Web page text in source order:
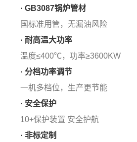
· GB3087锅炉管材
国标准用管，无漏油风险
· 耐高温大功率
温度≤400℃，功率≥3600KW
· 分档功率调节
一机多档位，生产更节能
· 安全保护
10+保护装置 安全护航
· 非标定制